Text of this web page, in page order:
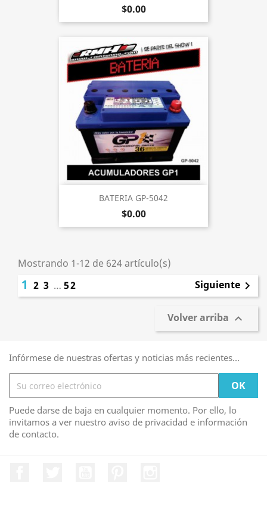
$0.00
BATERIA GP-5042
$0.00
Mostrando 1-12 de 624 artículo(s)
1 2 3 … 52 Siguiente 
Volver arriba 
Infórmese de nuestras ofertas y noticias más recientes...
Puede darse de baja en cualquier momento. Por ello, lo
invitamos a ver nuestro aviso de privacidad e información
de contacto.